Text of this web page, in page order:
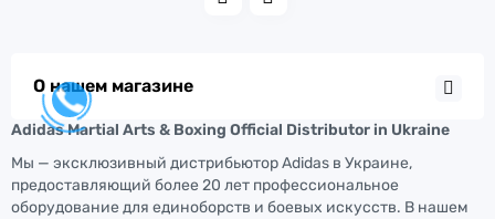
О нашем магазине
Adidas Martial Arts & Boxing Official Distributor in Ukraine
Мы — эксклюзивный дистрибьютор Adidas в Украине,
предоставляющий более 20 лет профессиональное
оборудование для единоборств и боевых искусств. В нашем